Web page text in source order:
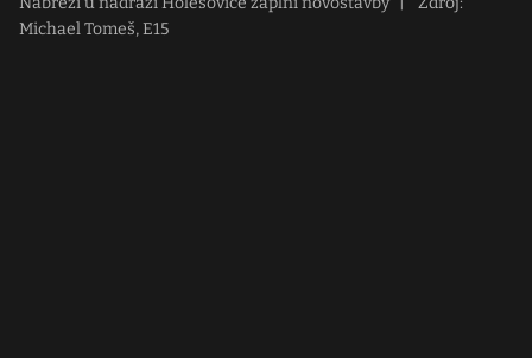
Michael Tomeš, E15